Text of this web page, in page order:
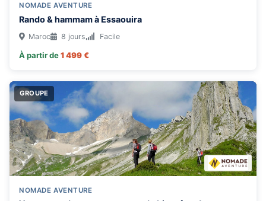
NOMADE AVENTURE
Rando & hammam à Essaouira
Maroc 8 jours Facile
À partir de1 499 €
GROUPE
NOMADE AVENTURE